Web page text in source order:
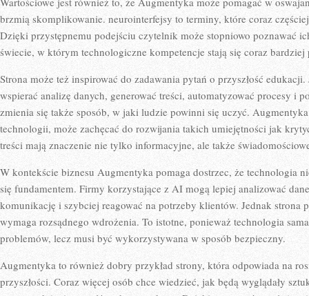
brzmią skomplikowanie. neurointerfejsy to terminy, które coraz
Dzięki przystępnemu podejściu czytelnik może stopniowo poznawać
świecie, w którym technologiczne kompetencje stają się coraz bardziej
Strona może też inspirować do zadawania pytań o przyszłość
wspierać analizę danych, generować treści, automatyzować procesy i
zmienia się także sposób, w jaki ludzie powinni się uczyć.
technologii, może zachęcać do rozwijania takich umiejętności jak
treści mają znaczenie nie tylko informacyjne, ale także
W kontekście biznesu Augmentyka pomaga dostrzec, że technologia
się fundamentem. Firmy korzystające z AI mogą lepiej analizować
komunikację i szybciej reagować na potrzeby klientów. Jednak strona
wymaga rozsądnego wdrożenia. To istotne, ponieważ technologia
problemów, lecz musi być wykorzystywana w sposób bezpieczny.
Augmentyka to również dobry przykład strony, która odpowiada na
przyszłości. Coraz więcej osób chce wiedzieć, jak będą wyglądały